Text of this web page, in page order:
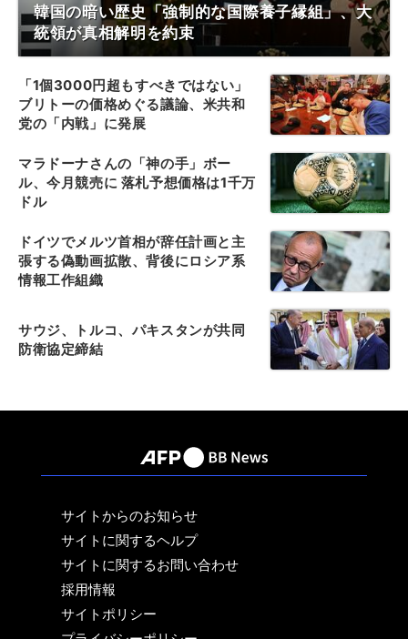
韓国の暗い歴史「強制的な国際養子縁組」、大
統領が真相解明を約束
「1個3000円超もすべきではない」
ブリトーの価格めぐる議論、米共和
党の「内戦」に発展
マラドーナさんの「神の手」ボー
ル、今月競売に 落札予想価格は1千万
ドル
ドイツでメルツ首相が辞任計画と主
張する偽動画拡散、背後にロシア系
情報工作組織
サウジ、トルコ、パキスタンが共同
防衛協定締結
サイトからのお知らせ
サイトに関するヘルプ
サイトに関するお問い合わせ
採用情報
サイトポリシー